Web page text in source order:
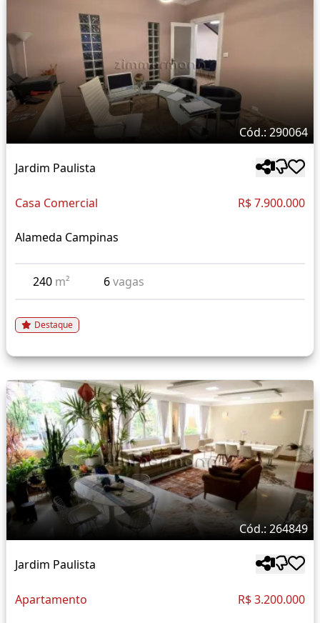
Cód.: 290064
Jardim Paulista
Casa Comercial R$ 7.900.000
Alameda Campinas
240 m² 6vagas
Destaque
Cód.: 264849
Jardim Paulista
Apartamento R$ 3.200.000